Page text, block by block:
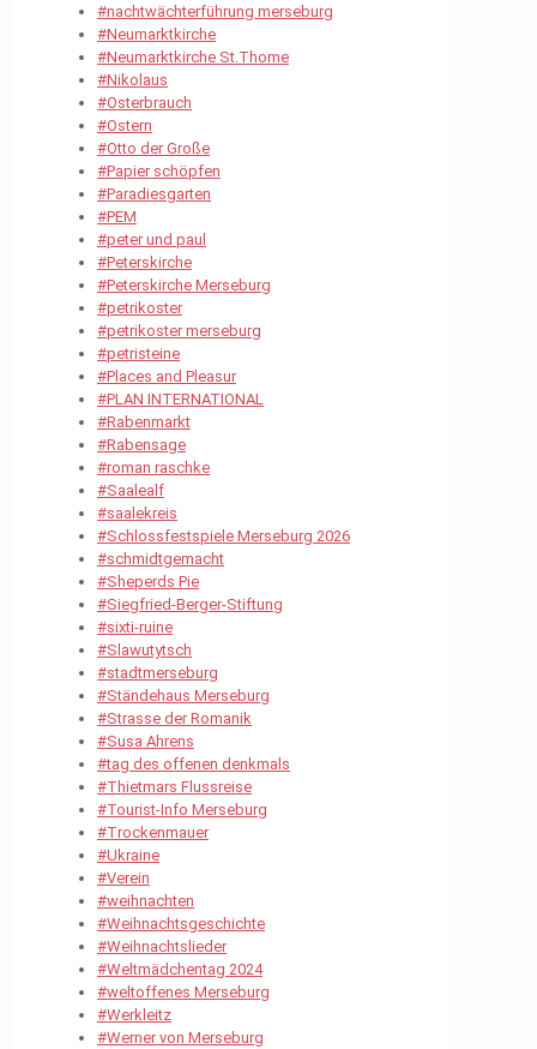
#nachtwächterführung merseburg
#Neumarktkirche
#Neumarktkirche St.Thome
#Nikolaus
#Osterbrauch
#Ostern
#Otto der Große
#Papier schöpfen
#Paradiesgarten
#PEM
#peter und paul
#Peterskirche
#Peterskirche Merseburg
#petrikoster
#petrikoster merseburg
#petristeine
#Places and Pleasur
#PLAN INTERNATIONAL
#Rabenmarkt
#Rabensage
#roman raschke
#Saalealf
#saalekreis
#Schlossfestspiele Merseburg 2026
#schmidtgemacht
#Sheperds Pie
#Siegfried-Berger-Stiftung
#sixti-ruine
#Slawutytsch
#stadtmerseburg
#Ständehaus Merseburg
#Strasse der Romanik
#Susa Ahrens
#tag des offenen denkmals
#Thietmars Flussreise
#Tourist-Info Merseburg
#Trockenmauer
#Ukraine
#Verein
#weihnachten
#Weihnachtsgeschichte
#Weihnachtslieder
#Weltmädchentag 2024
#weltoffenes Merseburg
#Werkleitz
#Werner von Merseburg